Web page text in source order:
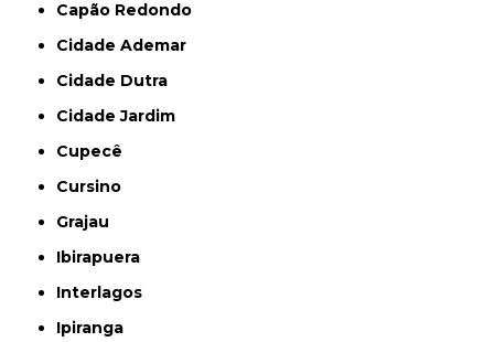
Capão Redondo
Cidade Ademar
Cidade Dutra
Cidade Jardim
Cupecê
Cursino
Grajau
Ibirapuera
Interlagos
Ipiranga